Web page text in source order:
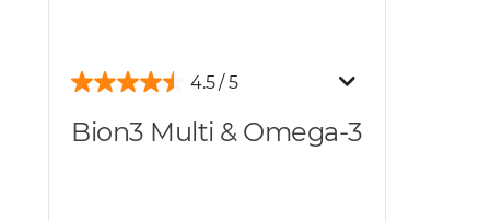
4.5
Bion3 Multi & Omega-3